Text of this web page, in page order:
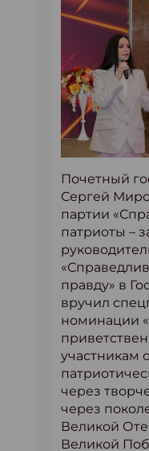
Почетный
Сергей
партии
патриоты –
правду» в
вручил
номинации
участникам
через
через
Великой
Великой